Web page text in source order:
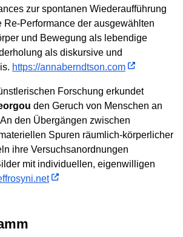
zur spontanen Wiederaufführung
Re-Performance der ausgewählten
und Bewegung als lebendige
als diskursive und
https://annaberndtson.com
Forschung erkundet
den Geruch von Menschen an
den Übergängen zwischen
Spuren räumlich-körperlicher
ihre Versuchsanordnungen
mit individuellen, eigenwilligen